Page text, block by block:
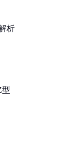
析
型